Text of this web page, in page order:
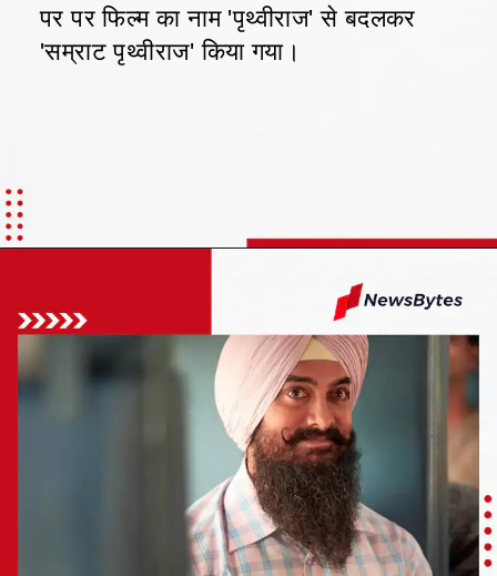
पर पर फिल्म का नाम 'पृथ्वीराज' से बदलकर